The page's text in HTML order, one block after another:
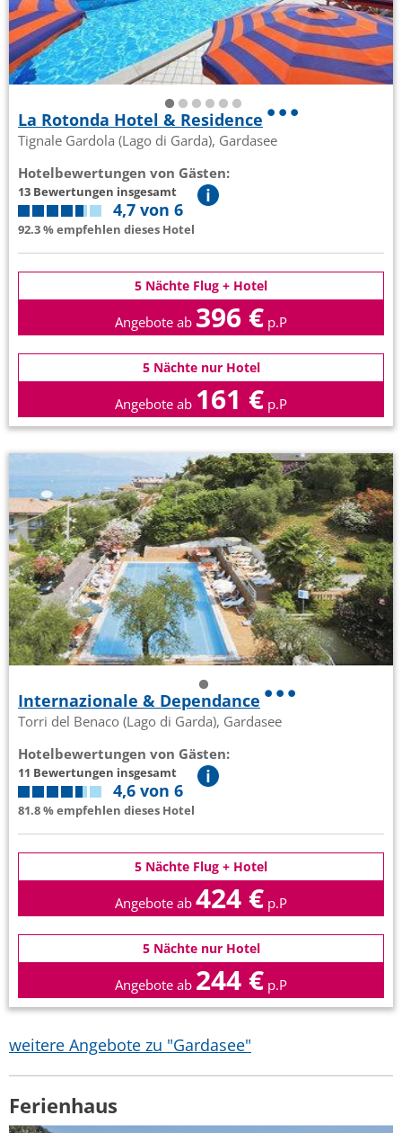
La Rotonda Hotel & Residence
Tignale Gardola (Lago di Garda), Gardasee
Hotelbewertungen von Gästen:
13 Bewertungen insgesamt
4,7 von 6
92.3 % empfehlen dieses Hotel
5 Nächte Flug + Hotel
Angebote ab 396 € p.P
5 Nächte nur Hotel
Angebote ab 161 € p.P
Internazionale & Dependance
Torri del Benaco (Lago di Garda), Gardasee
Hotelbewertungen von Gästen:
11 Bewertungen insgesamt
4,6 von 6
81.8 % empfehlen dieses Hotel
5 Nächte Flug + Hotel
Angebote ab 424 € p.P
5 Nächte nur Hotel
Angebote ab 244 € p.P
weitere Angebote zu "Gardasee"
Ferienhaus